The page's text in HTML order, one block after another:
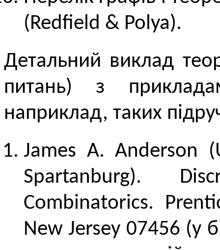
(Redfield & Polya).
Детальний виклад
питань) з
наприклад, таких
James A. Anderson
Spartanburg).
Combinatorics.
New Jersey 07456 (у